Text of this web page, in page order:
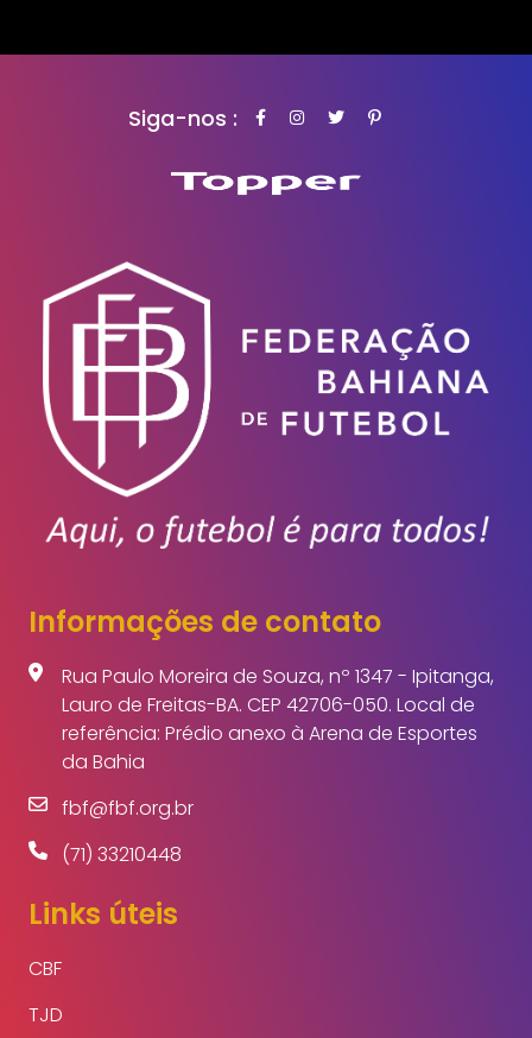
Siga-nos :
Informações de contato
Rua Paulo Moreira de Souza, nº 1347 - Ipitanga,
Lauro de Freitas-BA. CEP 42706-050. Local de
referência: Prédio anexo à Arena de Esportes
da Bahia
fbf@fbf.org.br
(71) 33210448
Links úteis
CBF
TJD